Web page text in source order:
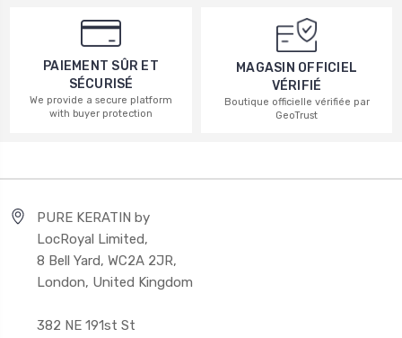
PAIEMENT SÛR ET
SÉCURISÉ
We provide a secure platform
with buyer protection
MAGASIN OFFICIEL
VÉRIFIÉ
Boutique officielle vérifiée par
GeoTrust
PURE KERATIN by
LocRoyal Limited,
8 Bell Yard, WC2A 2JR,
London, United Kingdom
382 NE 191st St